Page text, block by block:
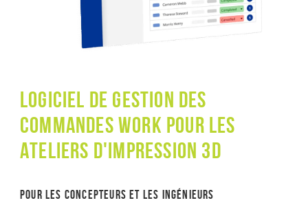
Logiciel de gestion des
commandes WORK pour les
ateliers d'impression 3D
Pour les concepteurs et les ingénieurs